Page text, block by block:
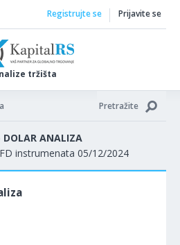
tržišta
Registrujte se Prijavite se
Pretražite
DOLAR ANALIZA
instrumenata 05/12/2024